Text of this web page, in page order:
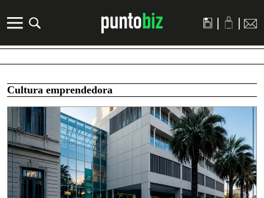
| |
Cultura emprendedora